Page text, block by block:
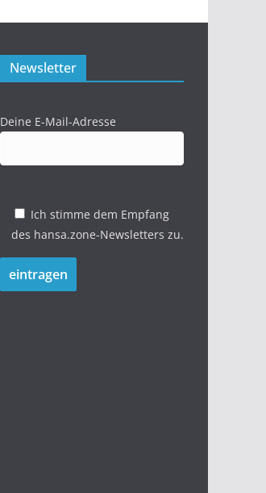
Newsletter
Deine E-Mail-Adresse
Ich stimme dem Empfang
des hansa.zone-Newsletters zu.